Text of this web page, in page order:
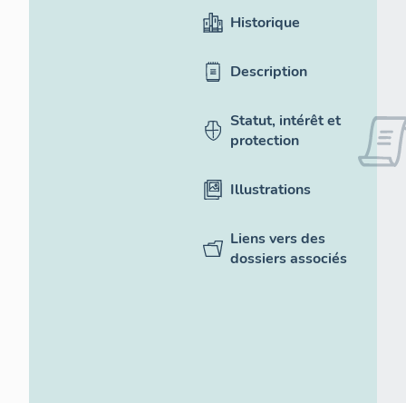
Historique
Description
Statut, intérêt et
protection
Illustrations
Liens vers des
dossiers associés